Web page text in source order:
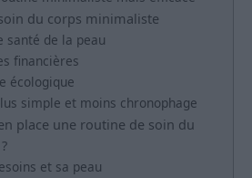
du corps minimaliste
santé de la peau
financières
écologique
simple et moins chronophage
place une routine de soin du
et sa peau